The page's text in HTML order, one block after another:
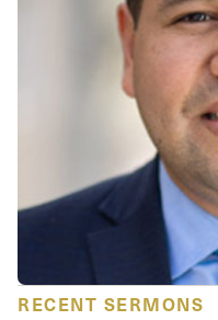
RECENT SERMONS